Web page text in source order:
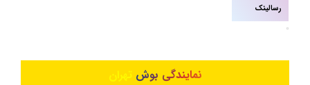
رسالینک
نمایندگی بوش تهران